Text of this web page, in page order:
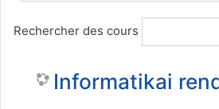
Rechercher des cours
Informatikai